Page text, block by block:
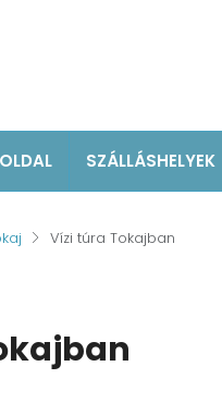
SZÁLLÁSHELYEK
Vízi túra Tokajban